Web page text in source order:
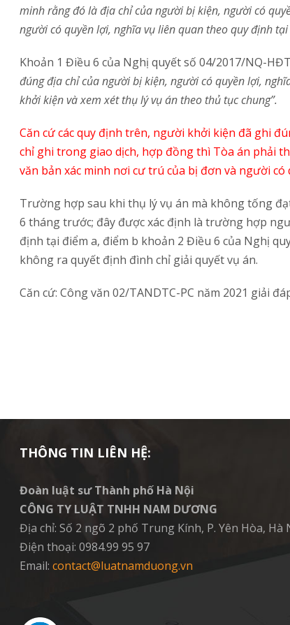
minh rằng đó là địa chỉ của người bị kiện, người có
người có quyền lợi, nghĩa vụ liên quan theo quy định tại
Khoản 1 Điều 6 của Nghị quyết số 04/2017/NQ-
đúng địa chỉcủa người bị kiện, người có quyền lợi,
khởi kiện và xem xét thụ lý vụ án theo thủ tục chung”.
Căn cứ các quy định trên, người khởi kiện đã ghi
chỉ ghi trong giao dịch, hợp đồng thì Tòa án phải
văn bản xác minh nơi cư trú của bị đơn và người có
Trường hợp sau khi thụ lý vụ án mà không tống
6 tháng trước; đây được xác định là trường hợp
định tại điểm a, điểm b khoản 2 Điều 6 của Nghị
không ra quyết định đình chỉ giải quyết vụ án.
Căn cứ: Công văn 02/TANDTC-PC năm 2021 giải
THÔNG TIN LIÊN HỆ:
Đoàn luật sư Thành phố Hà Nội
CÔNG TY LUẬT TNHH NAM DƯƠNG
Địa chỉ: Số 2 ngõ 2 phố Trung Kính, P. Yên Hòa, Hà
Điện thoại: 0984.99 95 97
Email: contact@luatnamduong.vn